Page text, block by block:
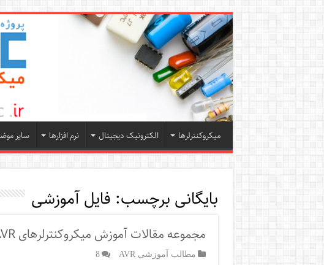
میکروکنترلرها الکترونیک دیجیتال نرم افزارها سایر
بایگانی برچسب: فایل آموزشی
مجموعه مقالات آموزش میکروکنترلرهای AVR
مطالب آموزشی AVR 8